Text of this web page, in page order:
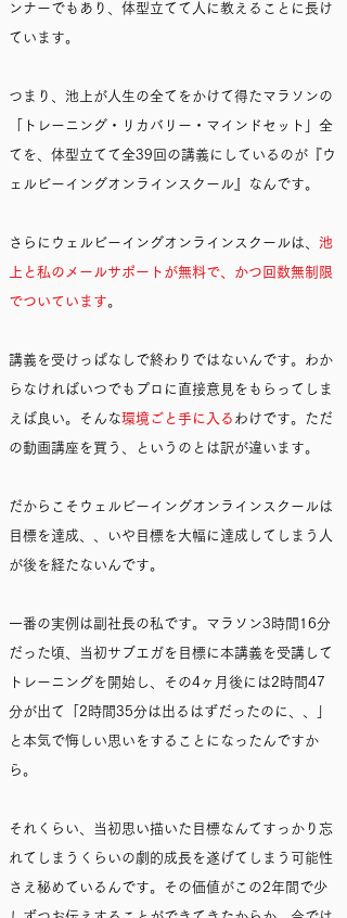
ンナーでもあり、体型立てて人に教えることに長け
ています。
つまり、池上が人生の全てをかけて得たマラソンの
「トレーニング・リカバリー・マインドセット」全
てを、体型立てて全39回の講義にしているのが『ウ
ェルビーイングオンラインスクール』なんです。
さらにウェルビーイングオンラインスクールは、 池
上と私のメールサポートが無料で、かつ回数無制限
でついています。
講義を受けっぱなしで終わりではないんです。わか
らなければいつでもプロに直接意見をもらってしま
えば良い。そんな環境ごと手に入る わけです。ただ
の動画講座を買う、というのとは訳が違います。
だからこそウェルビーイングオンラインスクールは
目標を達成、、いや目標を大幅に達成してしまう人
が後を経たないんです。
一番の実例は副社長の私です。マラソン3時間16分
だった頃、当初サブエガを目標に本講義を受講して
トレーニングを開始し、その4ヶ月後には2時間47
分が出て「2時間35分は出るはずだったのに、、」
と本気で悔しい思いをすることになったんですか
ら。
それくらい、当初思い描いた目標なんてすっかり忘
れてしまうくらいの劇的成長を遂げてしまう可能性
さえ秘めているんです。その価値がこの2年間で少